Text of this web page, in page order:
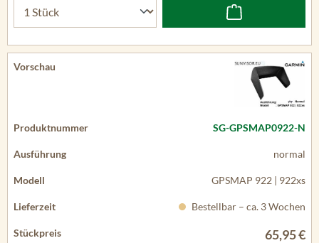
SG-GPSMAP0922-N
normal
GPSMAP 922 | 922xs
Bestellbar – ca. 3 Wochen
65,95 €